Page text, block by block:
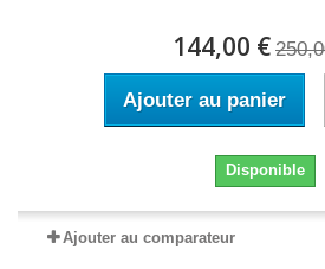
144,00 €
Ajouter au panier
Disponible
Ajouter au comparateur